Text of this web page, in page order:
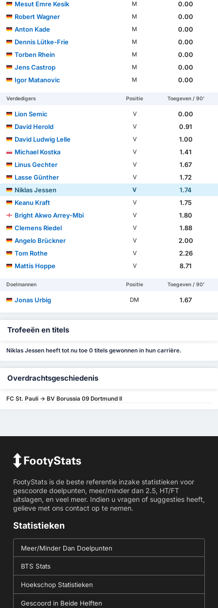
Mesut Emre Kesik M
0.00
Robert Wagner
M
0.00
Anton Kade
M
0.00
Dennis Lütke-Frie
M
0.00
Torben Rhein
M
0.00
Jens Castrop
M
0.00
Igor Matanovic
M 0.00
Verdedigers Positie Toegeven / 90'
Lion Semic V
0.00
David Herold
V
0.91
David Ludwig Lelle
V
1.00
Michael Kostka
V
1.41
Linus Gechter
V
1.67
Lasse Günther
V
1.72
Niklas Jessen
V
1.74
Keanu Kraft
V
1.75
Bright Akwo Arrey-Mbi
V
1.80
Clemens Riedel
V
1.88
Angelo Brückner
V
2.00
Tom Rothe
V
2.26
Mattis Hoppe
V 8.71
Doelmannen Positie Toegeven / 90'
Jonas Urbig DM 1.67
Trofeeën en titels
Niklas Jessen heeft tot nu toe 0 titels gewonnen in hun carrière.
Overdrachtsgeschiedenis
FC St. Pauli -> BV Borussia 09 Dortmund II
FootyStats is de beste referentie inzake statistieken voor
gescoorde doelpunten, meer/minder dan 2.5, HT/FT
uitslagen, en veel meer. Indien u vragen of suggesties heeft,
gelieve met ons contact op te nemen.
Statistieken
Meer/Minder Dan Doelpunten
BTS Stats
Hoekschop Statistieken
Gescoord in Beide Helften